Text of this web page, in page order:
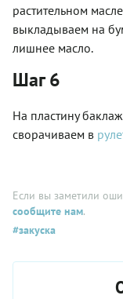
растительном
выкладываем на
лишнее масло.
Шаг 6
На пластину
сворачиваем в
Если вы заметили
сообщите нам.
#закуска